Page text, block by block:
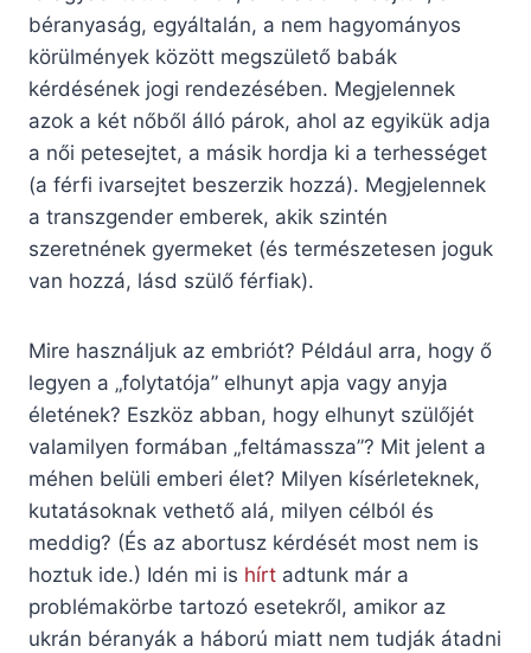
béranyaság, egyáltalán, a nem hagyományos
körülmények között megszülető babák
kérdésének jogi rendezésében. Megjelennek
azok a két nőből álló párok, ahol az egyikük adja
a női petesejtet, a másik hordja ki a terhességet
(a férfi ivarsejtet beszerzik hozzá). Megjelennek
a transzgender emberek, akik szintén
szeretnének gyermeket (és természetesen joguk
van hozzá, lásd szülő férfiak).
Mire használjuk az embriót? Például arra, hogy ő
legyen a „folytatója” elhunyt apja vagy anyja
életének? Eszköz abban, hogy elhunyt szülőjét
valamilyen formában „feltámassza”? Mit jelent a
méhen belüli emberi élet? Milyen kísérleteknek,
kutatásoknak vethető alá, milyen célból és
meddig? (És az abortusz kérdését most nem is
hoztuk ide.) Idén mi is hírt adtunk már a
problémakörbe tartozó esetekről, amikor az
ukrán béranyák a háború miatt nem tudják átadni